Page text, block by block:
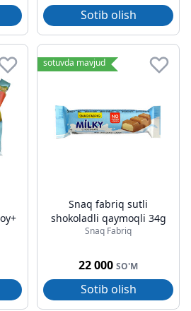
Sotib olish
sotuvda mavjud
Snaq fabriq sutli
shokoladli qaymoqli 34g
Snaq Fabriq
22 000 SO'M
Sotib olish